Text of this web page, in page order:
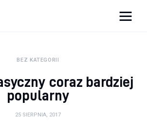
BEZ KATEGORII
coraz bardziej
popularny
25 SIERPNIA, 2017